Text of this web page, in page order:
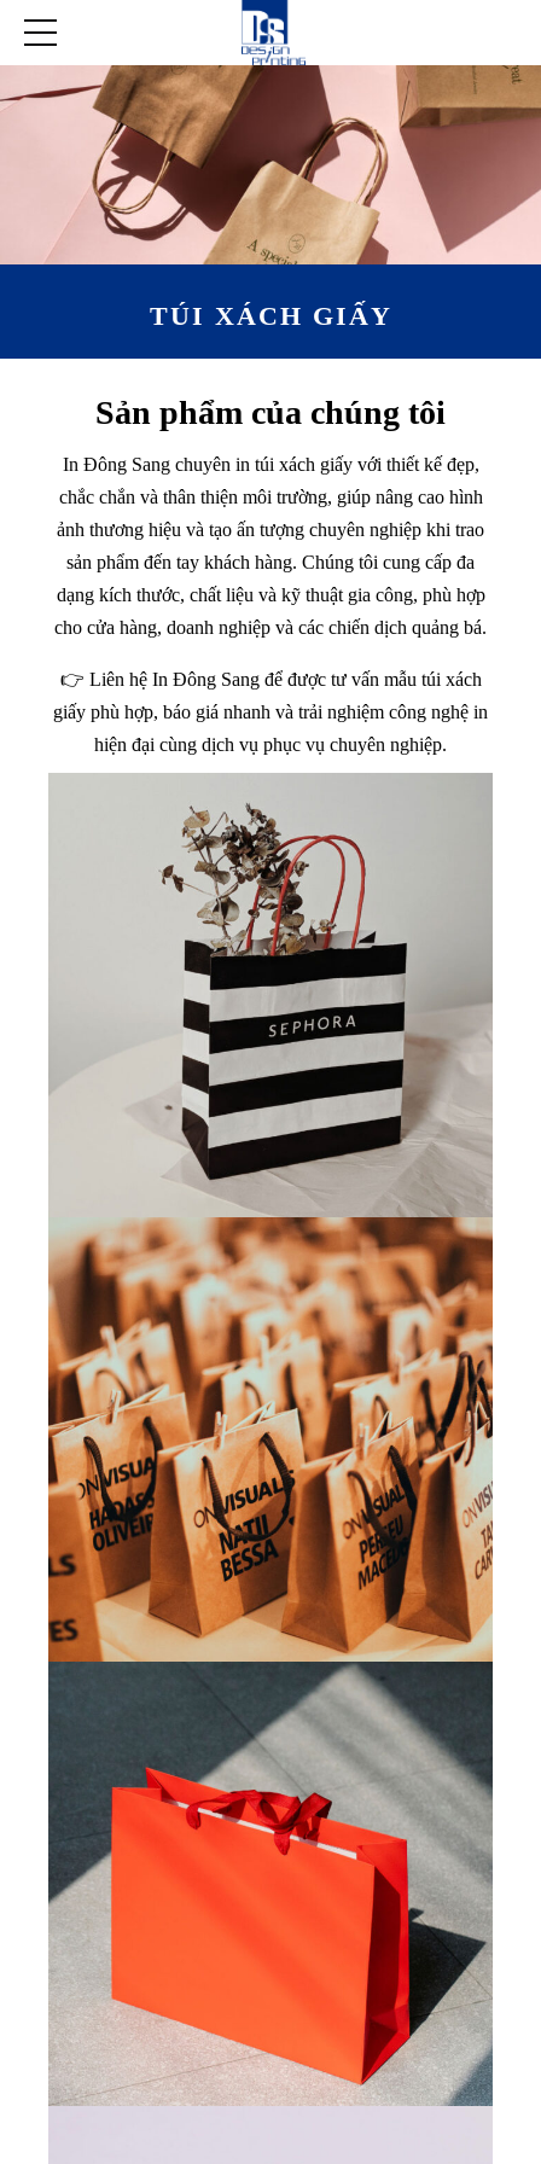
TÚI XÁCH GIẤY
Sản phẩm của chúng tôi
In Đông Sang chuyên in túi xách giấy với thiết kế đẹp,
chắc chắn và thân thiện môi trường, giúp nâng cao hình
ảnh thương hiệu và tạo ấn tượng chuyên nghiệp khi trao
sản phẩm đến tay khách hàng. Chúng tôi cung cấp đa
dạng kích thước, chất liệu và kỹ thuật gia công, phù hợp
cho cửa hàng, doanh nghiệp và các chiến dịch quảng bá.
👉 Liên hệ In Đông Sang để được tư vấn mẫu túi xách
giấy phù hợp, báo giá nhanh và trải nghiệm công nghệ in
hiện đại cùng dịch vụ phục vụ chuyên nghiệp.